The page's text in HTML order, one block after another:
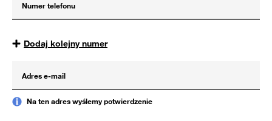
Numer telefonu
Dodaj kolejny numer
Adres e-mail
Na ten adres wyślemy potwierdzenie